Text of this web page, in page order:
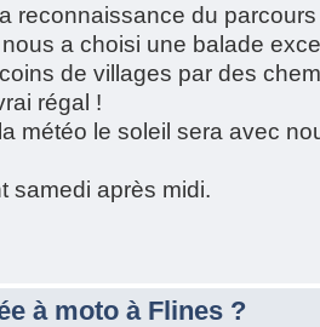
reconnaissance du
a choisi une balade
de villages par des
régal !
météo le soleil sera avec
samedi après midi.
à moto à Flines ?